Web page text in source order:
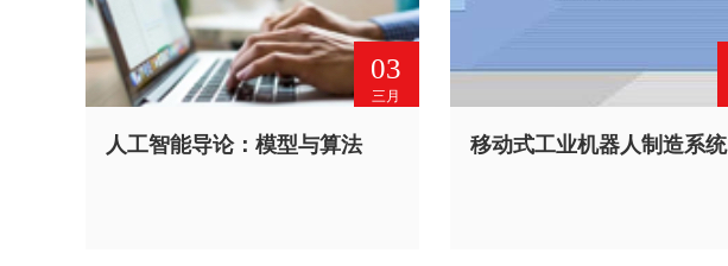
03
三月
人工智能导论：模型与算法 移动式工业机器人制造系统